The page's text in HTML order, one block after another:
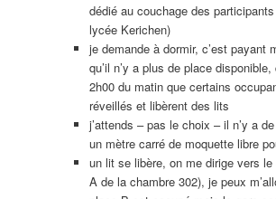
dédié au couchage des participants
lycée Kerichen)
je demande à dormir, c’est payant
qu’il n’y a plus de place
2h00 du matin que certains
réveillés et libèrent des lits
j’attends – pas le choix – il n’y a
un mètre carré de moquette libre
un lit se libère, on me dirige vers
A de la chambre 302), je peux